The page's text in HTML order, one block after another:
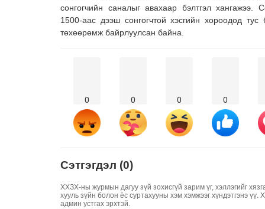
сонгогчийн саналыг авахаар бэлтгэл хангажээ.
1500-аас дээш сонгогчтой хэсгийн хороодод
төхөөрөмж байрлуулсан байна.
0 0 0 0
Сэтгэгдэл (0)
ХХЗХ-ны журмын дагуу зүй зохисгүй зарим үг, хэллэгийг
хууль зүйн болон ёс суртахууны хэм хэмжээг хүндэтгэнэ үү.
админ устгах эрхтэй.